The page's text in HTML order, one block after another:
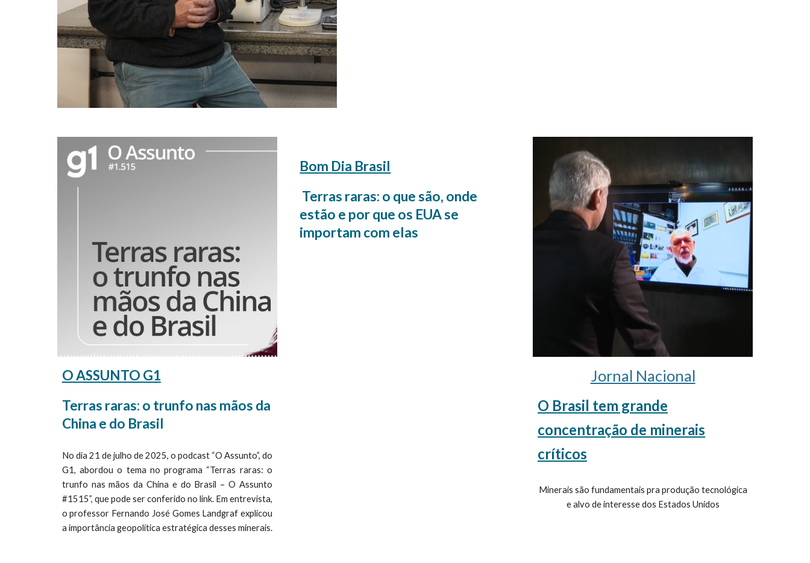
O ASSUNTO G1
Terras raras: o trunfo nas mãos da
China e do Brasil
No dia 21 de julho de 2025, o podcast “O Assunto”, do
G1, abordou o tema no programa “Terras raras: o
trunfo nas mãos da China e do Brasil – O Assunto
#1515”, que pode ser conferido no link. Em entrevista,
o professor Fernando José Gomes Landgraf explicou
a importância geopolítica estratégica desses minerais.
Bom Dia Brasil
Terras raras: o que são, onde
estão e por que os EUA se
importam com elas
Jornal Nacional
O Brasil tem grande
concentração de minerais
críticos
Minerais são fundamentais pra produção tecnológica
e alvo de interesse dos Estados Unidos